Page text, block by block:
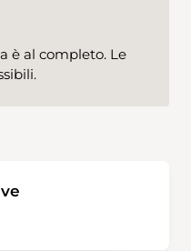
è al completo. Le